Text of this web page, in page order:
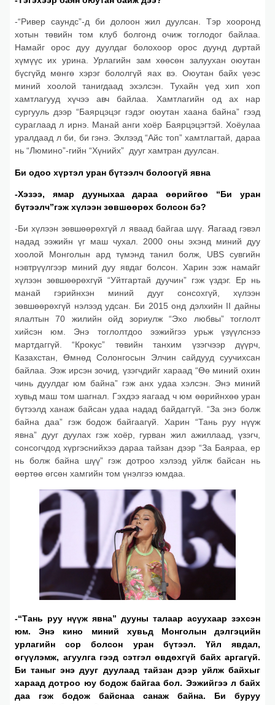
-“Ривер саундс”-д би долоон жил дуулсан. Тэр хооронд
хотын төвийн том клуб болгонд очиж тоглодог байлаа.
Намайг орос дуу дуулдаг болохоор орос дуунд дуртай
хүмүүс их урина. Урлагийн зам хөөсөн залуухан оюутан
бүсгүйд мөнгө хэрэг бололгүй яах вэ. Оюутан байх үеэс
миний хоолой танигдаад эхэлсэн. Тухайн үед хип хоп
хамтлагууд хүчээ авч байлаа. Хамтлагийн од ах нар
сургууль дээр “Баярцэцэг гэдэг оюутан хаана байна” гээд
сураглаад л ирнэ. Манай анги хоёр Баярцэцэгтэй. Хоёулаа
уралдаад л би, би гэнэ. Эхлээд “Айс топ” хамтлагтай, дараа
нь “Люмино”-гийн “Хүнийх” дууг хамтран дуулсан.
Би одоо хүртэл уран бүтээлч болоогүй явна
-Хэзээ, ямар дууныхаа дараа өөрийгөө “Би уран
бүтээлч”гэж хүлээн зөвшөөрөх болсон бэ?
-Би хүлээн зөвшөөрөхгүй л яваад байгаа шүү. Яагаад гэвэл
надад ээжийн үг маш чухал. 2000 оны эхэнд миний дуу
хоолой Монголын ард түмэнд танил болж, UBS сувгийн
нэвтрүүлгээр миний дуу явдаг болсон. Харин ээж намайг
хүлээн зөвшөөрөхгүй “Уйтгартай дуучин” гэж үздэг. Ер нь
манай гэрийнхэн миний дууг сонсохгүй, хүлээн
зөвшөөрөхгүй нэлээд удсан. Би 2015 онд дэлхийн II дайны
ялалтын 70 жилийн ойд зориулж “Эхо любвы” тоглолт
хийсэн юм. Энэ тоглолтдоо ээжийгээ урьж үзүүлснээ
мартдаггүй. “Крокус” төвийн танхим үзэгчээр дүүрч,
Казахстан, Өмнөд Солонгосын Элчин сайдууд суучихсан
байлаа. Ээж ирсэн зочид, үзэгчдийг хараад “Өө миний охин
чинь дуулдаг юм байна” гэж анх удаа хэлсэн. Энэ миний
хувьд маш том шагнал. Гэхдээ яагаад ч юм өөрийнхөө уран
бүтээлд ханаж байсан удаа надад байдаггүй. “За энэ болж
байна даа” гэж бодож байгаагүй. Харин “Тань руу нүүж
явна” дууг дуулах гэж хоёр, гурван жил ажиллаад, үзэгч,
сонсогчдод хүргэснийхээ дараа тайзан дээр “За Баяраа, ер
нь болж байна шүү” гэж дотроо хэлээд уйлж байсан нь
өөртөө өгсөн хамгийн том үнэлгээ юмдаа.
-“Тань руу нүүж явна” дууны талаар асуухаар зэхсэн
юм. Энэ кино миний хувьд Монголын дэлгэцийн
урлагийн сор болсон уран бүтээл. Үйл явдал,
өгүүлэмж, агуулга гээд сэтгэл өвдөхгүй байх аргагүй.
Би таныг энэ дууг дуулаад тайзан дээр уйлж байхыг
хараад дотроо юу бодож байгаа бол. Ээжийгээ л байх
даа гэж бодож байснаа санаж байна. Би буруу